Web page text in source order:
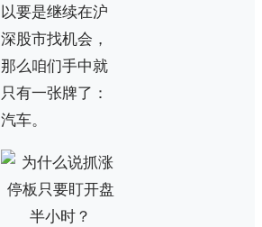
以要是继续在沪
深股市找机会，
那么咱们手中就
只有一张牌了：
汽车。